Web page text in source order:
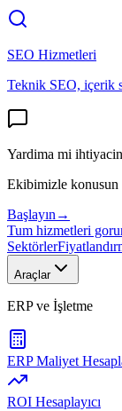
SEO Hizmetleri
Teknik SEO, içerik
Yardima mi
Ekibimizle konusun
Başlayın →
Tum hizmetleri
Sektörler
Araçlar
ERP ve İşletme
ERP Maliyet
ROI Hesaplayıcı